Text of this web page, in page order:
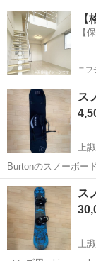
円！／うれしい土日
OK！ 人気の工場のお仕事 ◇カーナビゲーション部品の組立◇ ■ 業務
内容 車載用カーナビ
長野 松本市
【
ニフ
ス
上
Burtonのスノーボード
下げました
長野 諏訪市
ス
上